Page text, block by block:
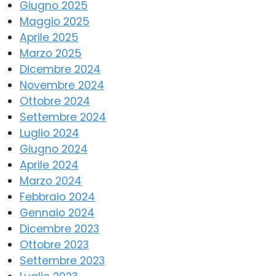
Giugno 2025
Maggio 2025
Aprile 2025
Marzo 2025
Dicembre 2024
Novembre 2024
Ottobre 2024
Settembre 2024
Luglio 2024
Giugno 2024
Aprile 2024
Marzo 2024
Febbraio 2024
Gennaio 2024
Dicembre 2023
Ottobre 2023
Settembre 2023